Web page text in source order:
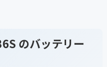
のバッテリー